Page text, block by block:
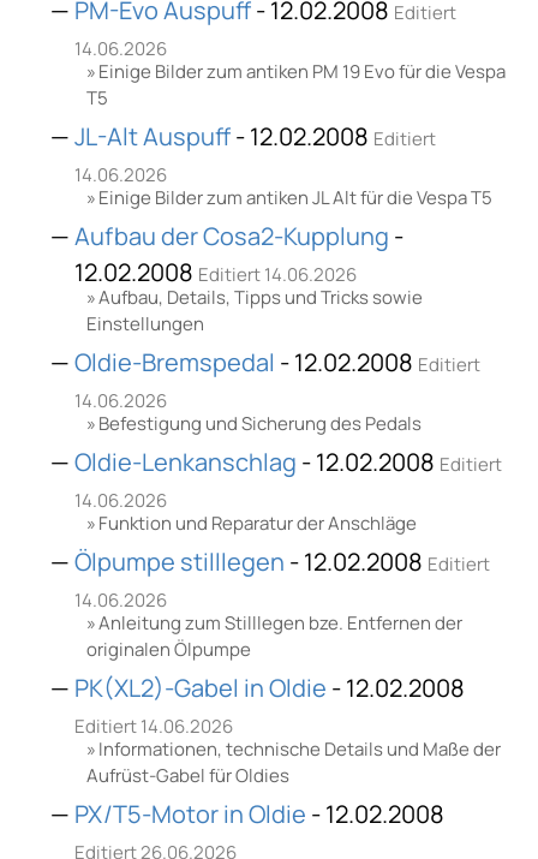
PM-Evo Auspuff- 12.02.2008 Editiert
14.06.2026
Einige Bilder zum antiken PM 19 Evo für die Vespa
T5
JL-Alt Auspuff- 12.02.2008 Editiert
14.06.2026
Einige Bilder zum antiken JL Alt für die Vespa T5
Aufbau der Cosa2-Kupplung -
12.02.2008 Editiert 14.06.2026
Aufbau, Details, Tipps und Tricks sowie
Einstellungen
Oldie-Bremspedal - 12.02.2008 Editiert
14.06.2026
Befestigung und Sicherung des Pedals
Oldie-Lenkanschlag - 12.02.2008 Editiert
14.06.2026
Funktion und Reparatur der Anschläge
Ölpumpe stilllegen - 12.02.2008 Editiert
14.06.2026
Anleitung zum Stilllegen bze. Entfernen der
originalen Ölpumpe
PK(XL2)-Gabel in Oldie - 12.02.2008
Editiert 14.06.2026
Informationen, technische Details und Maße der
Aufrüst-Gabel für Oldies
PX/T5-Motor in Oldie - 12.02.2008
Editiert 26.06.2026